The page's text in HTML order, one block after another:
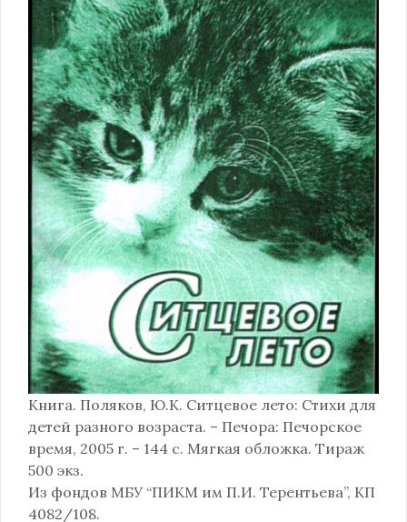
Книга. Поляков, Ю.К. Ситцевое лето: Стихи для
детей разного возраста. – Печора: Печорское
время, 2005 г. – 144 с. Мягкая обложка. Тираж
500 экз.
Из фондов МБУ “ПИКМ им П.И. Терентьева”, КП
4082/108.